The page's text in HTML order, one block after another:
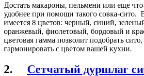
Достать макароны, пельмени или еще
удобнее при помощи такого совка-сито.
имеется 8 цветов: черный, синий,
оранжевый, фиолетовый, бордовый и
цветовая гамма позволит подобрать сито,
гармонировать с цветом вашей кухни.
2. Сетчатый дуршлаг